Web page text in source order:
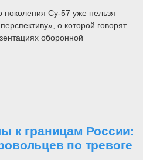
поколения Су-57 уже нельзя
о которой говорят
оборонной
к границам России:
по тревоге